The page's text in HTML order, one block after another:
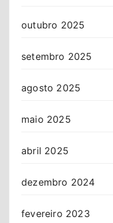
outubro 2025
setembro 2025
agosto 2025
maio 2025
abril 2025
dezembro 2024
fevereiro 2023